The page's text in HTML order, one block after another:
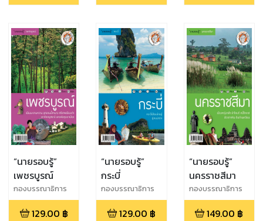
“นายรอบรู้”
เพชรบูรณ์
กองบรรณาธิการ
นายรอบรู้
129.00 ฿
“นายรอบรู้”
กระบี่
กองบรรณาธิการ
นายรอบรู้
129.00 ฿
“นายรอบรู้”
นครราชสีมา
กองบรรณาธิการ
นายรอบรู้
149.00 ฿